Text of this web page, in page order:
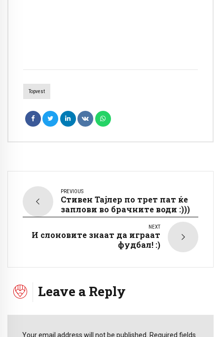
Topvest
PREVIOUS
Стивен Тајлер по трет пат ќе
заплови во брачните води :)))
NEXT
И слоновите знаат да играат
фудбал! :)
Leave a Reply
Your email address will not be published. Required fields